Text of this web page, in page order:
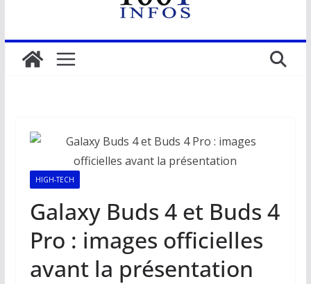
HIGH-TECH
Galaxy Buds 4 et Buds 4
Pro : images officielles
avant la présentation